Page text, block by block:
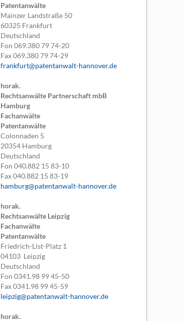
Patentanwälte
Mainzer Landstraße 50
60325 Frankfurt
Deutschland
Fon069.380 79 74-20
Fax069.380 79 74-29
frankfurt@patentanwalt-hannover.de
horak.
Rechtsanwälte Partnerschaft mbB
Hamburg
Fachanwälte
Patentanwälte
Colonnaden 5
20354 Hamburg
Deutschland
Fon040.882 15 83-10
Fax040.882 15 83-19
hamburg@patentanwalt-hannover.de
horak.
Rechtsanwälte Leipzig
Fachanwälte
Patentanwälte
Friedrich-List-Platz 1
04103 Leipzig
Deutschland
Fon0341.98 99 45-50
Fax0341.98 99 45-59
leipzig@patentanwalt-hannover.de
horak.